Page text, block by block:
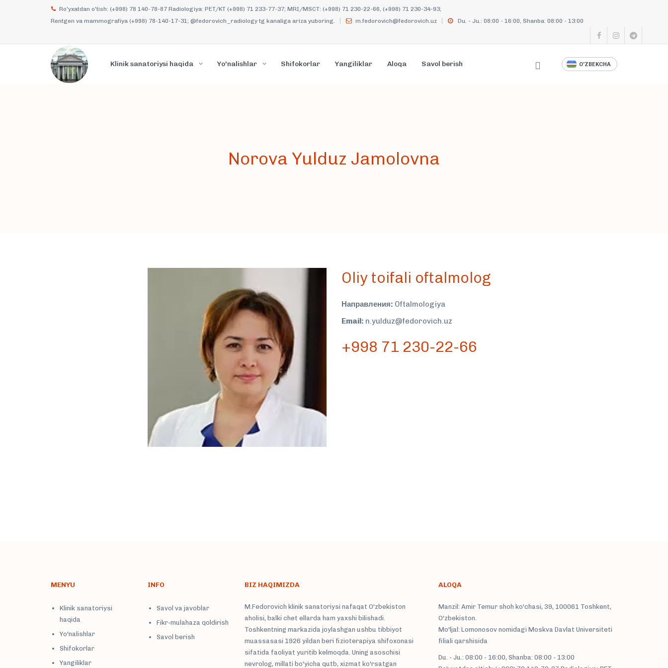
Ro'yxatdan o'tish: (+998) 78 140-78-87 Radiologiya: PET/KT (+998) 71 233-77-37; MRI/MSCT: (+998) 71 230-22-66, (+998) 71 230-34-93;
Rentgen va mammografiya (+998) 78-140-17-31; @fedorovich_radiology tg kanaliga ariza yuboring.
m.fedorovich@fedorovich.uz Du. - Ju.: 08:00 - 16:00, Shanba: 08:00 - 13:00
Klinik sanatoriysi haqida Yo'nalishlar Shifokorlar Yangiliklar Aloqa Savol berish O'ZBEKCHA
Norova Yulduz Jamolovna
Oliy toifali oftalmolog
Направления: Oftalmologiya
Email: n.yulduz@fedorovich.uz
+998 71 230-22-66
MENYU
Klinik sanatoriysi
haqida
Yo'nalishlar
Shifokorlar
Yangiliklar
INFO
Savol va javoblar
Fikr-mulahaza qoldirish
Savol berish
BIZ HAQIMIZDA
M.Fedorovich klinik sanatoriysi nafaqat O'zbekiston
aholisi, balki chet ellarda ham yaxshi bilishadi.
Toshkentning markazida joylashgan ushbu tibbiyot
muassasasi 1926 yildan beri fizioterapiya shifoxonasi
sifatida faoliyat yuritib kelmoqda. Uning asoschisi
nevrolog, millati bo'yicha qutb, xizmat ko'rsatgan
ALOQA
Manzil: Amir Temur shoh ko'chasi, 39, 100061 Toshkent,
O'zbekiston.
Mo'ljal: Lomonosov nomidagi Moskva Davlat Universiteti
filiali qarshisida
Du. - Ju.: 08:00 - 16:00, Shanba: 08:00 - 13:00